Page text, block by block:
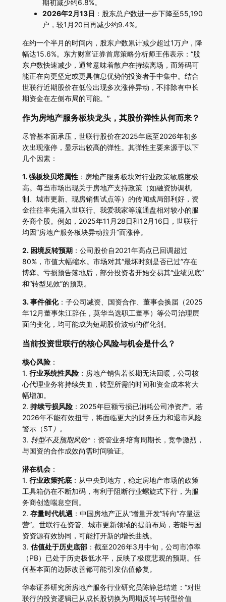
期初减少约6.8%。
2026年2月13日 ：股东总户数进一步下降至55,190
户，较1月20日再减少约9.4%。
在约一个半月的时间内，股东户数累计减少超过1万户，降
幅达15.6%。东方财富证券首席策略分析师王伟表示：“股
东户数快速减少，通常意味着散户在持续离场，而筹码可
能正在向更坚定或更具信息优势的投资者手中集中。结合
世联行近期股价在低位出现多次涨停异动，不排除有中长
期资金在左侧布局的可能。”
作为房地产服务板块龙头，其股价弹性从何而来？
尽管基本面承压，世联行股价在2025年底至2026年初多
次出现涨停，显示出较高的弹性。其弹性主要来源于以下
几个因素：
1. 强板块贝塔属性：房地产服务板块对行业政策敏感度极
高。每当市场出现关于房地产支持政策（如融资协调机
制、城市更新、现房销售试点等）的传闻或局部利好，资
金往往率先涌入世联行、我爱我家等流通盘相对较小的服
务商个股。例如，2025年11月28日和12月16日，世联行
均因“房地产服务板块异动拉升”而涨停。
2. 困境反转预期：公司股价自2021年高点已回调超过
80%，市值大幅缩水。市场对其“最坏时刻是否已过”存在
博弈。亏损预告落地后，部分投资者开始交易其“业绩见底”
和“转型见效”的预期。
3. 事件催化：子公司减资、国资合作、董事会换届（2025
年12月董事朱江辞任，莫华当选职工董事）等公司治理层
面的变化，均可能成为短期股价波动的催化剂。
当前投资世联行的核心风险与机会是什么？
核心风险：
1. 行业系统性风险：房地产销售若长期无法回暖，公司核
心代理业务将持续失血，转型所需的时间和资金成本将大
幅增加。
2. 持续亏损风险：2025年巨额亏损已消耗公司净资产。若
2026年不能有效扭亏，将面临更大的财务压力和退市风险
警示（ST）。
3. 转型不及预期风险*：资管业务培育周期长，竞争激烈，
与国资的合作成效尚需时间验证。
潜在机会：
1. 行业政策托底：从中央到地方，稳定房地产市场的政策
工具箱仍在不断加码，有利于阻断行业螺旋式下行，为服
务商创造喘息空间。
2. 存量时代机遇 ：中国房地产正从“增量开发”转向“存量运
营”。世联行在资管、城市更新领域的提前布局，若能与国
资资源有效协同，可能打开新的增长曲线。
3. 估值处于历史底部：截至2026年3月中旬，公司市净率
（PB）已处于历史极低水平，反映了极度悲观的预期。任
何基本面的边际改善都可能引发估值修复。
华泰证券研究所房地产服务行业研究员陈静总结道：“对世
联行的投资逻辑已从成长股切换为周期反转与转型价值